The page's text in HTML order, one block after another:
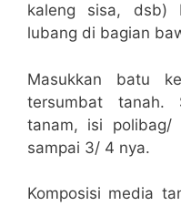
kaleng sisa, dsb)
lubang di bagian
Masukkan batu
tersumbat tanah.
tanam, isi polibag/
sampai 3/ 4 nya.
Komposisi media